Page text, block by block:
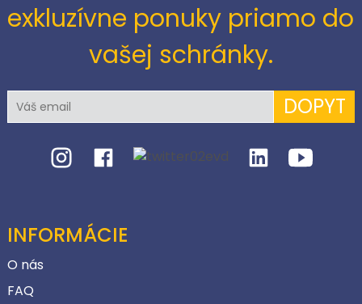
exkluzívne ponuky priamo do
vašej schránky.
DOPYT
INFORMÁCIE
O nás
FAQ